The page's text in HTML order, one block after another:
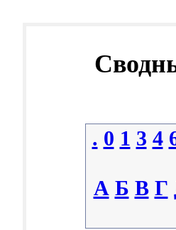
. 0 1 3 4
А Б В Г